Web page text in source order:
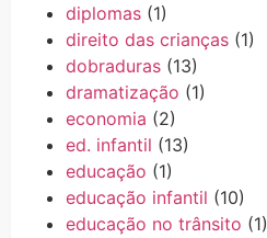
diplomas (1)
direito das crianças (1)
dobraduras (13)
dramatização (1)
economia (2)
ed. infantil (13)
educação (1)
educação infantil (10)
educação no trânsito (1)